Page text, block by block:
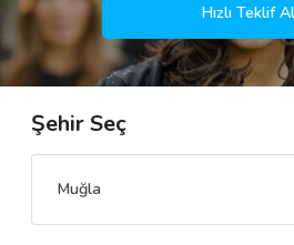
Kategoriler
🎈 Biz Kimiz?
🌟 Müşteri Değerlendirmeleri
Hızlı Teklif Al
Şehir Seç
Muğla